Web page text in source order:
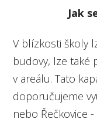
Jak
V blízkosti školy
budovy, lze také
v areálu. Tato
doporučujeme
nebo Řečkovice